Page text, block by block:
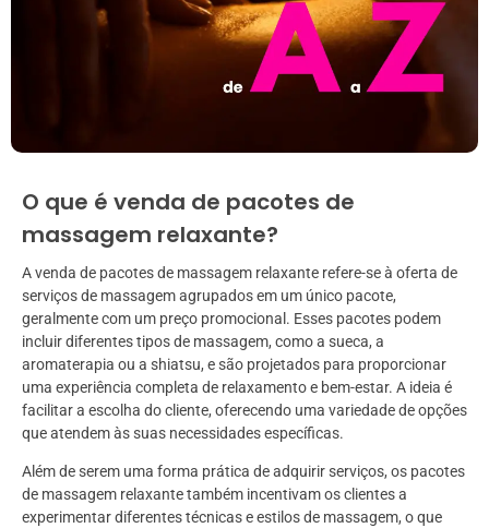
O que é venda de pacotes de
massagem relaxante?
A venda de pacotes de massagem relaxante refere-se à oferta de
serviços de massagem agrupados em um único pacote,
geralmente com um preço promocional. Esses pacotes podem
incluir diferentes tipos de massagem, como a sueca, a
aromaterapia ou a shiatsu, e são projetados para proporcionar
uma experiência completa de relaxamento e bem-estar. A ideia é
facilitar a escolha do cliente, oferecendo uma variedade de opções
que atendem às suas necessidades específicas.
Além de serem uma forma prática de adquirir serviços, os pacotes
de massagem relaxante também incentivam os clientes a
experimentar diferentes técnicas e estilos de massagem, o que